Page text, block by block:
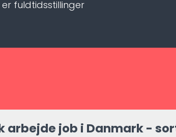
er fuldtidsstillinger
arbejde job i Danmark -